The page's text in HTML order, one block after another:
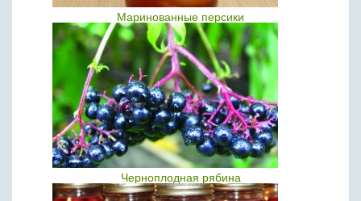
Маринованные персики
Черноплодная рябина